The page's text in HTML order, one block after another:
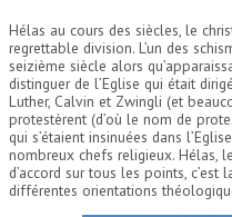
Hélas au cours des siècles, le
regrettable division. L’un des
seizième siècle alors
distinguer de l’Eglise qui était
Luther, Calvin et Zwingli (et
protestèrent (d’où le nom de
qui s’étaient insinuées dans
nombreux chefs religieux. Hélas,
d’accord sur tous les points,
différentes orientations